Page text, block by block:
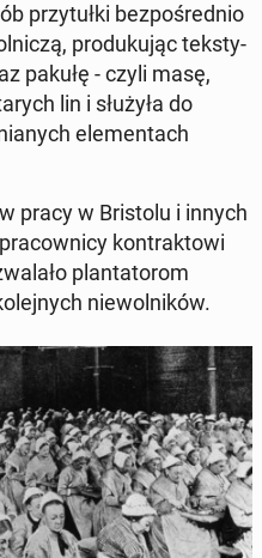
przy­tuł­ki bez­po­śred­nio
pro­du­ku­jąc tek­sty­
pakułę - czyli masę,
lin i służyła do
ele­men­tach
pracy w Bri­sto­lu i innych
kon­trak­to­wi
plan­ta­to­rom
nie­wol­ni­ków.